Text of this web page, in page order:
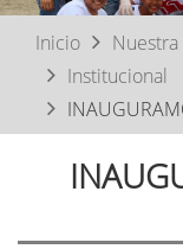
Inicio
Institucional